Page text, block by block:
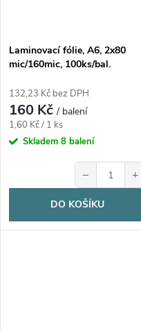
Laminovací fólie, A6, 2x80
mic/160mic, 100ks/bal.
132,23 Kč bez DPH
160 Kč/ balení
Měrná
cena:
1,60 Kč / 1 ks
Skladem 8 balení
− +
DO KOŠÍKU